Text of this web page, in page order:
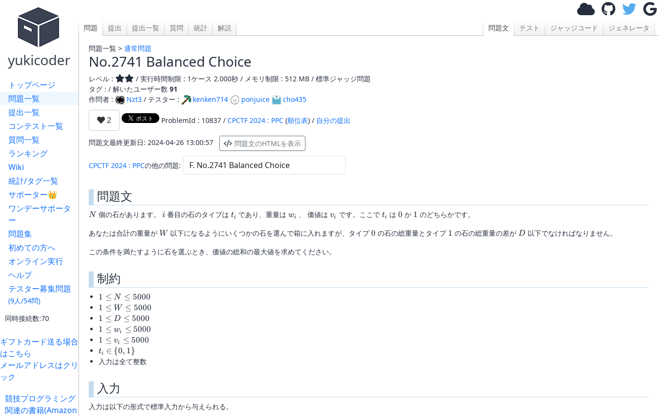
yukicoder
トップページ
問題一覧
提出一覧
コンテスト一覧
質問一覧
ランキング
Wiki
統計/タグ一覧
サポーター👑
ワンデーサポータ
ー
問題集
初めての方へ
オンライン実行
ヘルプ
テスター募集問題
(9人/54問)
同時接続数:70
ギフトカード送る場合
はこちら
メールアドレスはクリ
ック
競技プログラミング
関連の書籍(Amazon
問題 提出 提出一覧 質問 統計 解説 問題文 テスト ジャッジコード ジェネレータ
問題一覧 > 通常問題
No.2741 Balanced Choice
レベル :
/ 実行時間制限 : 1ケース 2.000秒 / メモリ制限 : 512 MB / 標準ジャッジ問題
タグ : / 解いたユーザー数 91
作問者 :
Nzt3 / テスター : kenken714 ponjuice cho435
ProblemId : 10837 / CPCTF 2024 : PPC (順位表) / 自分の提出
問題文最終更新日: 2024-04-26 13:00:57 問題文のHTMLを表示
CPCTF 2024 : PPCの他の問題:
問題文
N
N 個の石があります。 i
i 番目の石のタイプは t_i
ti であり、重量は w_i
wi 、 価値はv_i
vi です。ここで t_i
ti は 0
0 か 1
1 のどちらかです。
あなたは合計の重量が W
W 以下になるようにいくつかの石を選んで箱に入れますが、タイプ0
0 の石の総重量とタイプ 1
1 の石の総重量の差がD
D 以下でなければなりません。
この条件を満たすように石を選ぶとき、価値の総和の最大値を求めてください。
制約
1 \le
N
\le
5000
1 ≤ N ≤ 5000
1 \le
W
\le
5000
1 ≤ W ≤ 5000
1 \le
D
\le
5000
1 ≤ D ≤ 5000
1 \le
w_i
\le
5000
1 ≤ wi ≤ 5000
1 \le
v_i
\le
1 ≤ vi ≤ 5000
t_i \in
\
ti ∈ {0, 1}
入力は全て整数
入力
入力は以下の形式で標準入力から与えられる。